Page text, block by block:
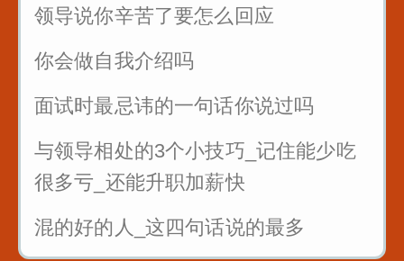
领导说你辛苦了要怎么回应
你会做自我介绍吗
面试时最忌讳的一句话你说过吗
与领导相处的3个小技巧_记住能少吃
很多亏_还能升职加薪快
混的好的人_这四句话说的最多